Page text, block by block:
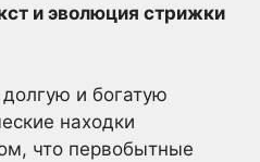
и эволюция стрижки
и богатую
находки
что первобытные